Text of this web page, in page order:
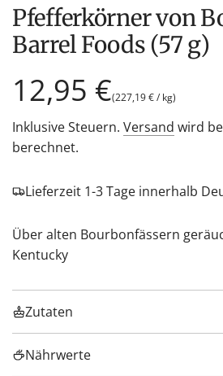
Pfefferkörner von
Barrel Foods (57 g)
Regulärer
Preis
12,95 €(227,19 €/ kg)
Inklusive Steuern. Versand wird
berechnet.
Lieferzeit 1-3 Tage innerhalb
Über alten Bourbonfässern
Kentucky
Zutaten
Nährwerte